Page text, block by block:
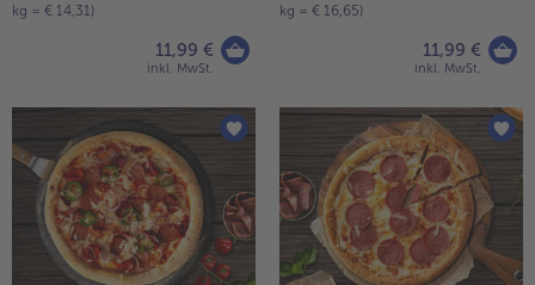
Weiterempfehlen &
kg = € 14,31)
11,99 €
inkl. MwSt.
kg = € 16,65)
11,99 €
inkl. MwSt.